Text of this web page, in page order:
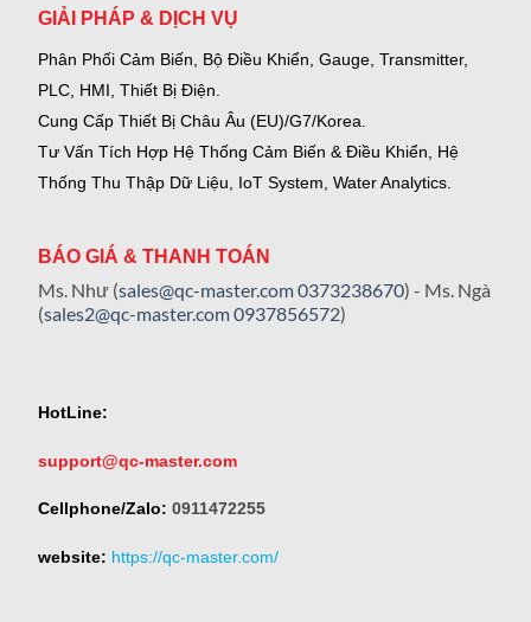
GIẢI PHÁP & DỊCH VỤ
Phân Phối Cảm Biến, Bộ Điều Khiển, Gauge, Transmitter,
PLC, HMI, Thiết Bị Điện.
Cung Cấp Thiết Bị Châu Âu (EU)/G7/Korea.
Tư Vấn Tích Hợp Hệ Thống Cảm Biến & Điều Khiển, Hệ
Thống Thu Thập Dữ Liệu, IoT System, Water Analytics.
BÁO GIÁ & THANH TOÁN
Ms. Như (sales@qc-master.com0373238670) - Ms. Ngà
(sales2@qc-master.com0937856572)
HotLine:
support@qc-master.com
Cellphone/Zalo: 0911472255
website: https://qc-master.com/